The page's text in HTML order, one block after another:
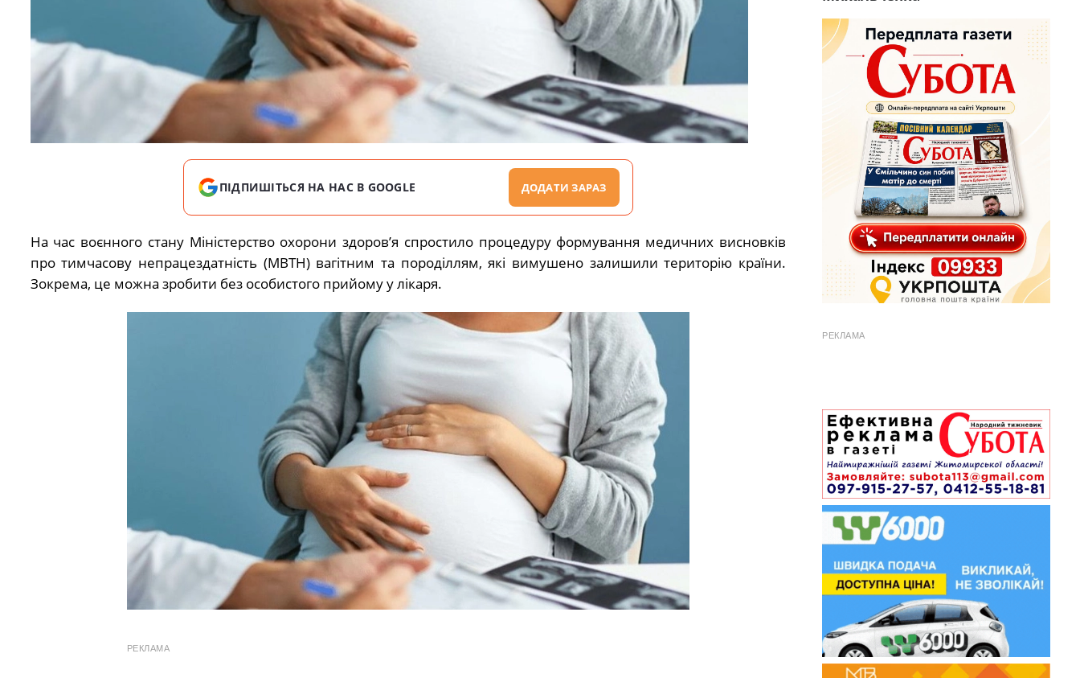
ПІДПИШІТЬСЯ НА НАС В GOOGLE ДОДАТИ ЗАРАЗ
На час воєнного стану Міністерство охорони здоровʼя спростило процедуру формування медичних висновків
про тимчасову непрацездатність (МВТН) вагітним та породіллям, які вимушено залишили територію країни.
Зокрема, це можна зробити без особистого прийому у лікаря.
РЕКЛАМА
РЕКЛАМА